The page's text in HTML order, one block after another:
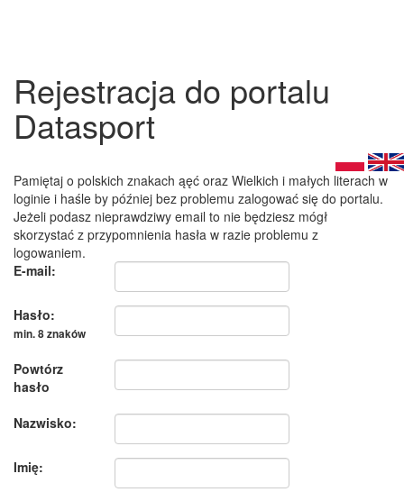
Rejestracja do portalu
Datasport
Pamiętaj o polskich znakach ąęć oraz Wielkich i małych literach w
loginie i haśle by później bez problemu zalogować się do portalu.
Jeżeli podasz nieprawdziwy email to nie będziesz mógł
skorzystać z przypomnienia hasła w razie problemu z
logowaniem.
E-mail:
Hasło:
min. 8 znaków
Powtórz
hasło
Nazwisko:
Imię: